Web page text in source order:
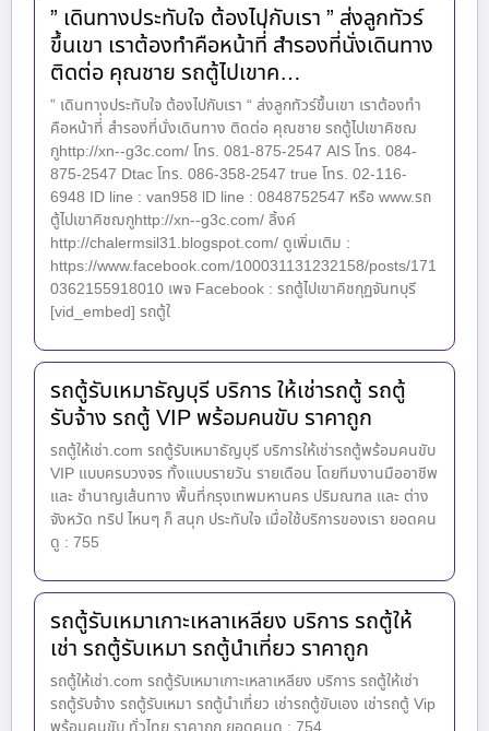
” เดินทางประทับใจ ต้องไปกับเรา ” ส่งลูกทัวร์
ขึ้นเขา เราต้องทำคือหน้าที่่ สำรองที่นั่งเดินทาง
ติดต่อ คุณชาย รถตู้ไปเขาค…
” เดินทางประทับใจ ต้องไปกับเรา “ ส่งลูกทัวร์ขึ้นเขา เราต้องทำ
คือหน้าที่่ สำรองที่นั่งเดินทาง ติดต่อ คุณชาย รถตู้ไปเขาคิชฌ
กูhttp://xn--g3c.com/ โทร. 081-875-2547 AIS โทร. 084-
875-2547 Dtac โทร. 086-358-2547 true โทร. 02-116-
6948 ID line : van958 lD line : 0848752547 หรือ www.รถ
ตู้ไปเขาคิชฌกูhttp://xn--g3c.com/ ลิ้งค์
http://chalermsil31.blogspot.com/ ดูเพิ่มเติม :
https://www.facebook.com/100031131232158/posts/171
0362155918010 เพจ Facebook : รถตู้ไปเขาคิชกุฏจันทบุรี
[vid_embed] รถตู้ใ
รถตู้รับเหมาธัญบุรี บริการ ให้เช่ารถตู้ รถตู้
รับจ้าง รถตู้ VIP พร้อมคนขับ ราคาถูก
รถตู้ให้เช่า.com รถตู้รับเหมาธัญบุรี บริการให้เช่ารถตู้พร้อมคนขับ
VIP แบบครบวงจร ทั้งแบบรายวัน รายเดือน โดยทีมงานมืออาชีพ
และ ชำนาญเส้นทาง พื้นที่กรุงเทพมหานคร ปริมณฑล และ ต่าง
จังหวัด ทริป ไหนๆ ก็ สนุก ประทับใจ เมื่อใช้บริการของเรา ยอดคน
ดู : 755
รถตู้รับเหมาเกาะเหลาเหลียง บริการ รถตู้ให้
เช่า รถตู้รับเหมา รถตู้นำเที่ยว ราคาถูก
รถตู้ให้เช่า.com รถตู้รับเหมาเกาะเหลาเหลียง บริการ รถตู้ให้เช่า
รถตู้รับจ้าง รถตู้รับเหมา รถตู้นำเที่ยว เช่ารถตู้ขับเอง เช่ารถตู้ Vip